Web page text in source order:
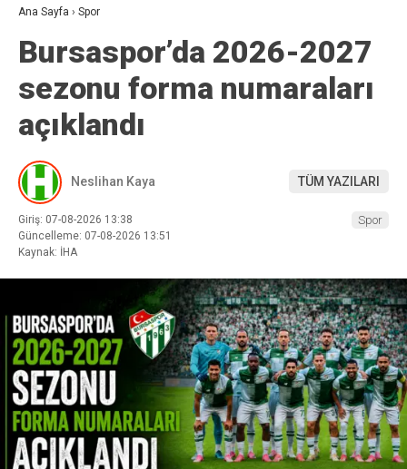
Ana Sayfa › Spor
Bursaspor’da 2026-2027
sezonu forma numaraları
açıklandı
Neslihan Kaya TÜM YAZILARI
Giriş: 07-08-2026 13:38
Güncelleme: 07-08-2026 13:51
Kaynak: İHA
Spor